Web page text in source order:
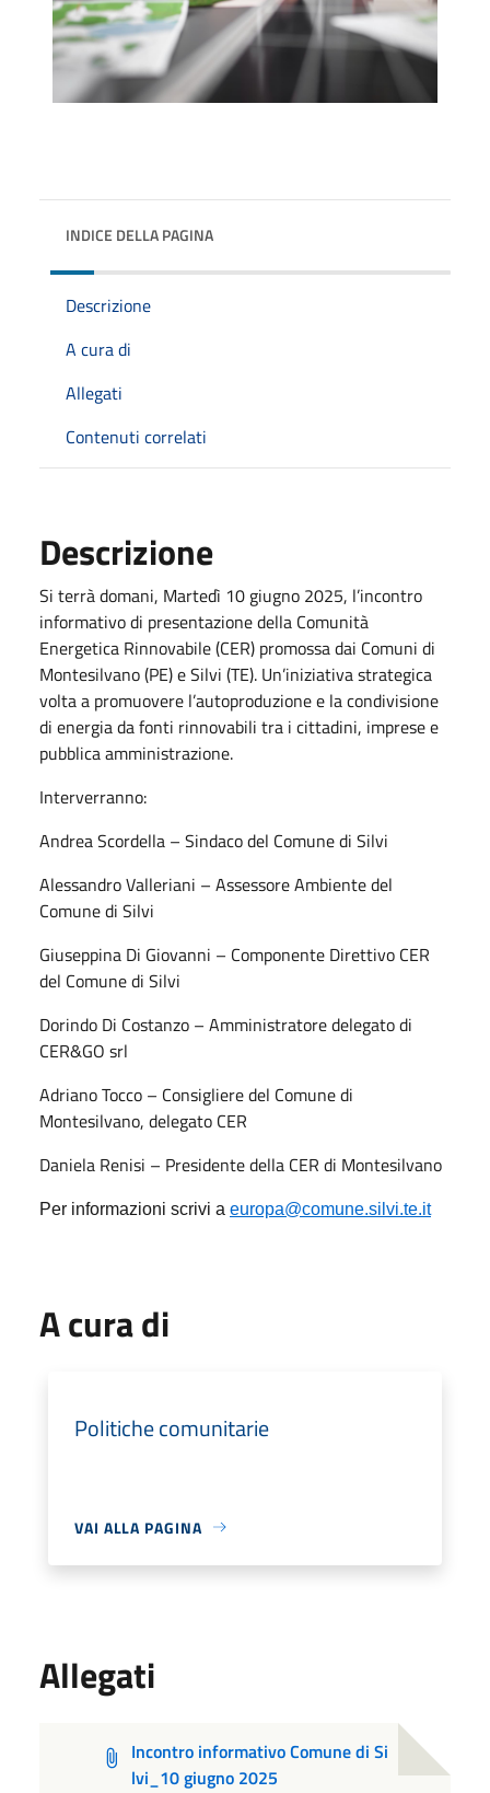
INDICE DELLA PAGINA
Descrizione
A cura di
Allegati
Contenuti correlati
Descrizione
Si terrà domani, Martedì 10 giugno 2025, l’incontro
informativo di presentazione della Comunità
Energetica Rinnovabile (CER) promossa dai Comuni di
Montesilvano (PE) e Silvi (TE). Un’iniziativa strategica
volta a promuovere l’autoproduzione e la condivisione
di energia da fonti rinnovabili tra i cittadini, imprese e
pubblica amministrazione.
Interverranno:
Andrea Scordella – Sindaco del Comune di Silvi
Alessandro Valleriani – Assessore Ambiente del
Comune di Silvi
Giuseppina Di Giovanni – Componente Direttivo CER
del Comune di Silvi
Dorindo Di Costanzo – Amministratore delegato di
CER&GO srl
Adriano Tocco – Consigliere del Comune di
Montesilvano, delegato CER
Daniela Renisi – Presidente della CER di Montesilvano
Per informazioni scrivi a europa@comune.silvi.te.it
A cura di
Politiche comunitarie
VAI ALLA PAGINA
Allegati
Incontro informativo Comune di Si
lvi_10 giugno 2025